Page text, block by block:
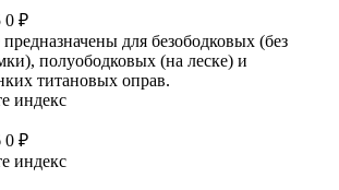
0 ₽
для безободковых (без
полуободковых (на леске) и
титановых оправ.
индекс
0 ₽
индекс